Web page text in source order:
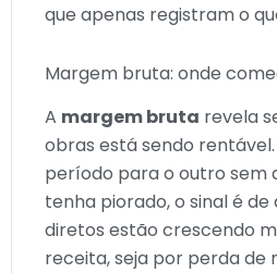
que apenas registram o
Margem bruta: onde
A margem bruta revela
obras está sendo
período para o outro sem
tenha piorado, o sinal é de
diretos estão crescendo
receita, seja por perda de